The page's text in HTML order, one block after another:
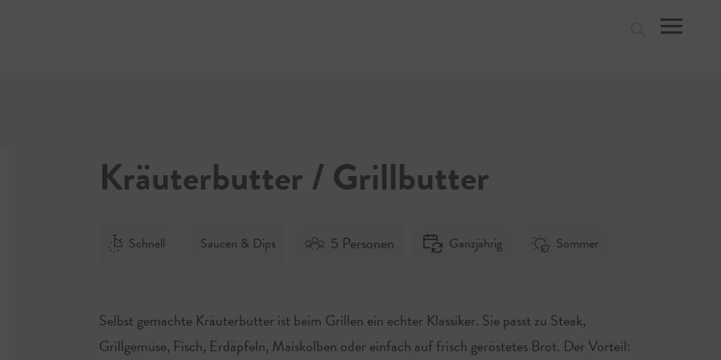
Kräuterbutter / Grillbutter
Schnell Saucen & Dips 5 Personen Ganzjährig Sommer
Selbst gemachte Kräuterbutter ist beim Grillen ein echter Klassiker. Sie passt zu Steak,
Grillgemüse, Fisch, Erdäpfeln, Maiskolben oder einfach auf frisch geröstetes Brot. Der Vorteil: